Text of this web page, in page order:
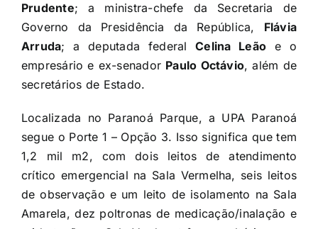
Prudente; a ministra-chefe da Secretaria de
Governo da Presidência da República, Flávia
Arruda; a deputada federalCelina Leão e o
empresário e ex-senador Paulo Octávio, além de
secretários de Estado.
Localizada no Paranoá Parque, a UPA Paranoá
segue o Porte 1 – Opção 3. Isso significa que tem
1,2 mil m2, com dois leitos de atendimento
crítico emergencial na Sala Vermelha, seis leitos
de observação e um leito de isolamento na Sala
Amarela, dez poltronas de medicação/inalação e